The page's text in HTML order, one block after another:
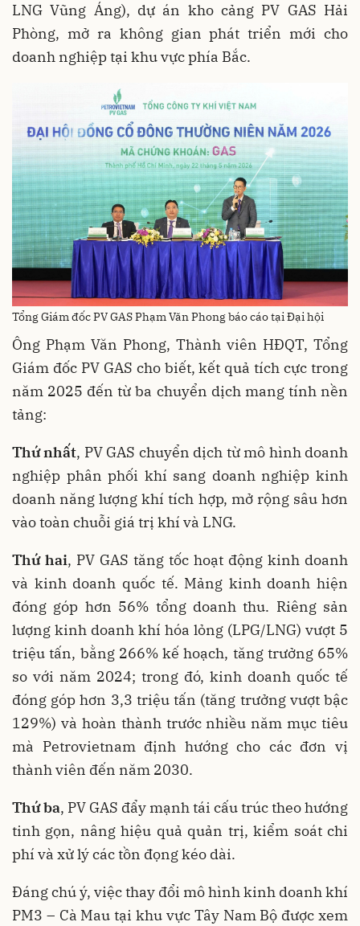
LNG Vũng Áng), dự án kho cảng PV GAS Hải
Phòng, mở ra không gian phát triển mới cho
doanh nghiệp tại khu vực phía Bắc.
Tổng Giám đốc PV GAS Phạm Văn Phong báo cáo tại Đại hội
Ông Phạm Văn Phong, Thành viên HĐQT, Tổng
Giám đốc PV GAS cho biết, kết quả tích cực trong
năm 2025 đến từ ba chuyển dịch mang tính nền
tảng:
Thứ nhất, PV GAS chuyển dịch từ mô hình doanh
nghiệp phân phối khí sang doanh nghiệp kinh
doanh năng lượng khí tích hợp, mở rộng sâu hơn
vào toàn chuỗi giá trị khí và LNG.
Thứ hai, PV GAS tăng tốc hoạt động kinh doanh
và kinh doanh quốc tế. Mảng kinh doanh hiện
đóng góp hơn 56% tổng doanh thu. Riêng sản
lượng kinh doanh khí hóa lỏng (LPG/LNG) vượt 5
triệu tấn, bằng 266% kế hoạch, tăng trưởng 65%
so với năm 2024; trong đó, kinh doanh quốc tế
đóng góp hơn 3,3 triệu tấn (tăng trưởng vượt bậc
129%) và hoàn thành trước nhiều năm mục tiêu
mà Petrovietnam định hướng cho các đơn vị
thành viên đến năm 2030.
Thứ ba, PV GAS đẩy mạnh tái cấu trúc theo hướng
tinh gọn, nâng hiệu quả quản trị, kiểm soát chi
phí và xử lý các tồn đọng kéo dài.
Đáng chú ý, việc thay đổi mô hình kinh doanh khí
PM3 – Cà Mau tại khu vực Tây Nam Bộ được xem